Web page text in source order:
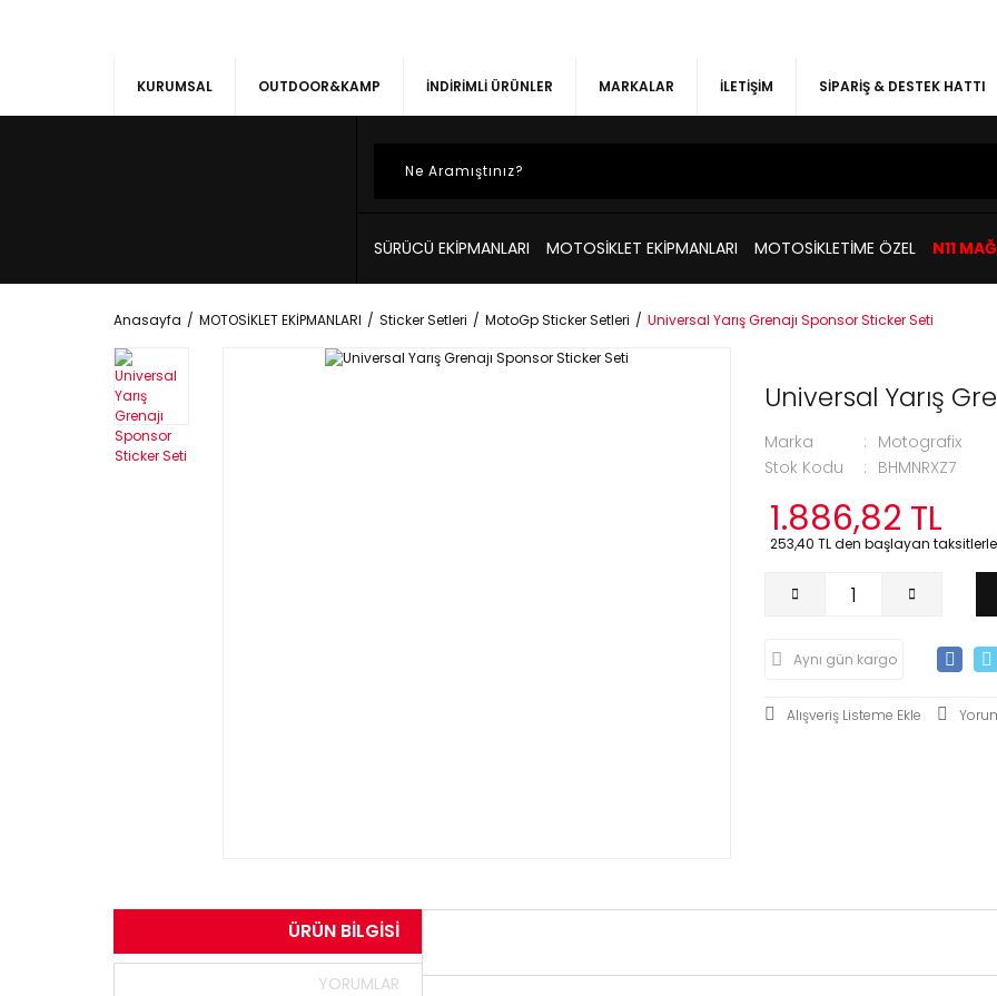
KURUMSAL OUTDOOR&KAMP İNDİRİMLİ ÜRÜNLER MARKALAR İLETİŞİM SİPARİŞ & DESTEK HATTI
SÜRÜCÜ EKİPMANLARI MOTOSİKLET EKİPMANLARI MOTOSİKLETİME ÖZEL N11
Anasayfa MOTOSİKLET EKİPMANLARI Sticker Setleri MotoGp Sticker Setleri Universal Yarış Grenajı Sponsor Sticker Seti
Universal Yarış
Marka
Motografix
Stok Kodu
BHMNRXZ7
1.886,82 TL
253,40 TL den başlayan
Aynı gün kargo
ÜRÜN BILGISI
YORUMLAR